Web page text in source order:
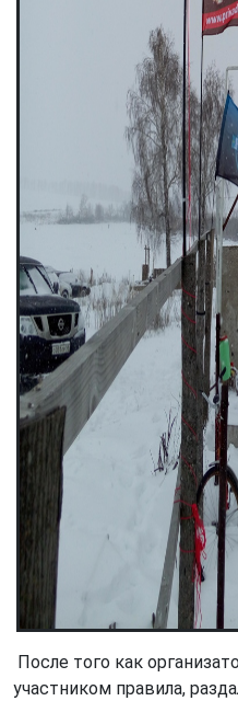
После того как
участником правила,